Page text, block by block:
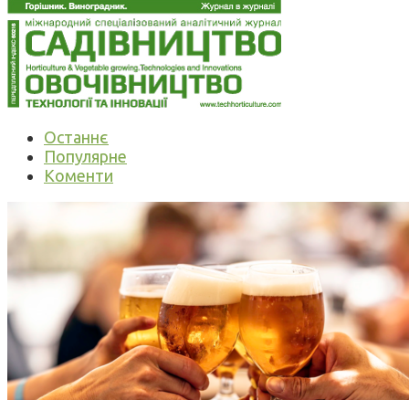
Останнє
Популярне
Коменти